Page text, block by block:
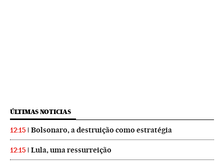
ÚLTIMAS NOTICIAS
12:15 Bolsonaro, a destruição como estratégia
12:15 Lula, uma ressurreição